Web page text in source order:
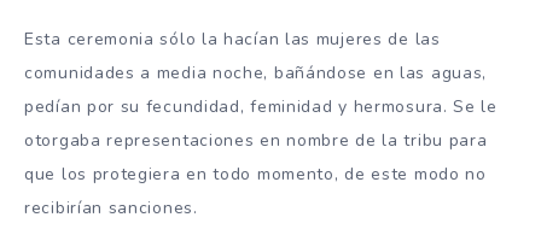
Esta ceremonia sólo la hacían las mujeres de las
comunidades a media noche, bañándose en las aguas,
pedían por su fecundidad, feminidad y hermosura. Se le
otorgaba representaciones en nombre de la tribu para
que los protegiera en todo momento, de este modo no
recibirían sanciones.